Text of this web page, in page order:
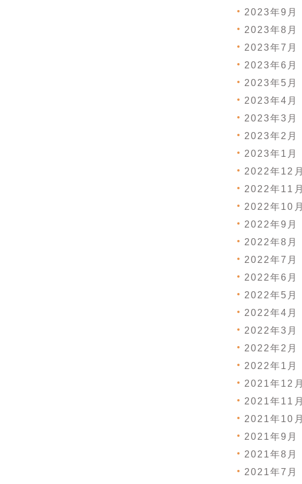
2023年9月
2023年8月
2023年7月
2023年6月
2023年5月
2023年4月
2023年3月
2023年2月
2023年1月
2022年12月
2022年11月
2022年10月
2022年9月
2022年8月
2022年7月
2022年6月
2022年5月
2022年4月
2022年3月
2022年2月
2022年1月
2021年12月
2021年11月
2021年10月
2021年9月
2021年8月
2021年7月